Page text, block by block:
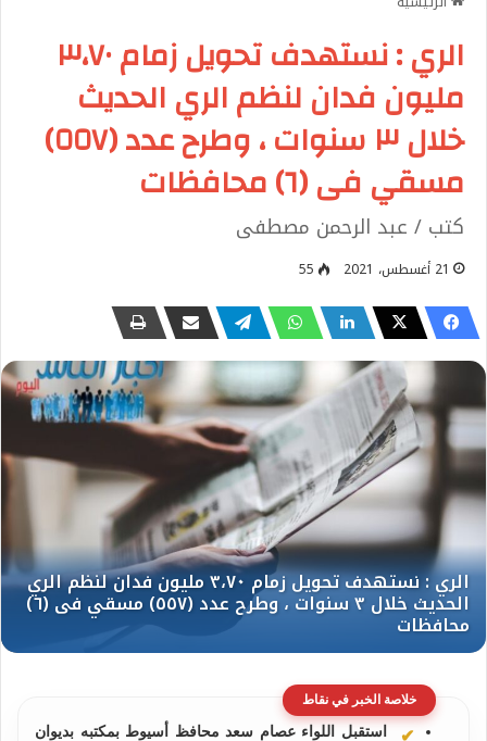
الري : نستهدف تحويل زمام ٣،٧٠
مليون فدان لنظم الري الحديث
خلال ٣ سنوات ، وطرح عدد (٥٥٧)
مسقي فى (٦) محافظات
كتب / عبد الرحمن مصطفى
21 أغسطس، 2021 55
خلاصة الخبر في نقاط
استقبل اللواء عصام سعد محافظ أسيوط بمكتبه بديوان